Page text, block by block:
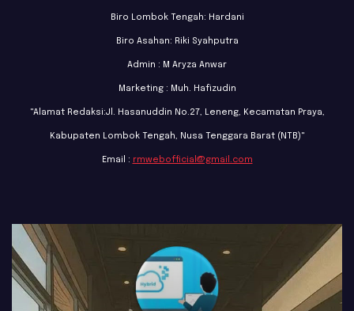
Biro Lombok Tengah: Hardani
Biro Asahan: Riki Syahputra
Admin : M Aryza Anwar
Marketing : Muh. Hafizudin
"Alamat Redaksi:Jl. Hasanuddin No.27, Leneng, Kecamatan Praya,
Kabupaten Lombok Tengah, Nusa Tenggara Barat (NTB)"
Email : rmwebofficial@gmail.com